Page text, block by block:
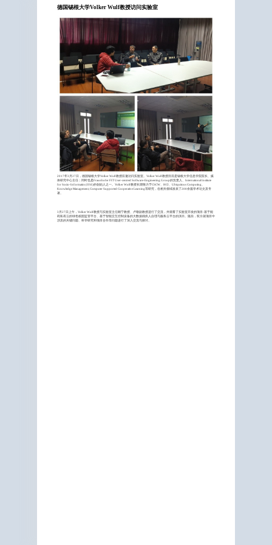
德国锡根大学Volker Wulf教授访问实验室
2017年3月27日，德国锡根大学Volker Wulf教授应邀访问实验室。Volker Wulf教授目前是锡根大学信息学院院长、媒
体研究中心主任；同时也是Fraunhofer FIT User-centred Software-Engineering Group的负责人、International Institute
for Socio-Informatics (IISI)的创始人之一。Volker Wulf教授长期致力于CSCW、HCI、Ubiquitous Computing、
Knowledge Management, Computer Supported Cooperative Learning等研究，在相关领域发表了200余篇学术论文及专
著。
3月27日上午，Volker Wulf教授与实验室主任顾宁教授、卢暾副教授进行了交流，并观看了实验室开发的项目-基于能
耗私有云的绿色校园监管平台、基于智能交互控制设备的大数据残疾人自理与服务云平台的演示。随后，双方就项目中
涉及的关键问题、科学研究和项目合作等问题进行了深入交流与探讨。